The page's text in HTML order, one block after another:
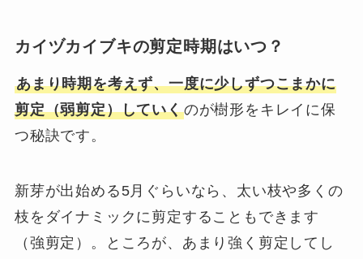
カイヅカイブキの剪定時期はいつ？
あまり時期を考えず、一度に少しずつこまかに
剪定（弱剪定）していくのが樹形をキレイに保
つ秘訣です。
新芽が出始める5月ぐらいなら、太い枝や多くの
枝をダイナミックに剪定することもできます
（強剪定）。ところが、あまり強く剪定してし